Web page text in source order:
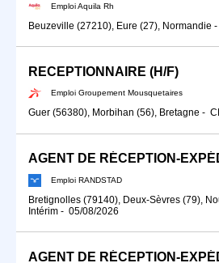
Emploi Aquila Rh
Beuzeville (27210), Eure (27), Normandie -
RECEPTIONNAIRE (H/F)
Emploi Groupement Mousquetaires
Guer (56380), Morbihan (56), Bretagne -
AGENT DE RÉCEPTION-
Emploi RANDSTAD
Bretignolles (79140), Deux-Sèvres (79),
Intérim - 05/08/2026
AGENT DE RÉCEPTION-